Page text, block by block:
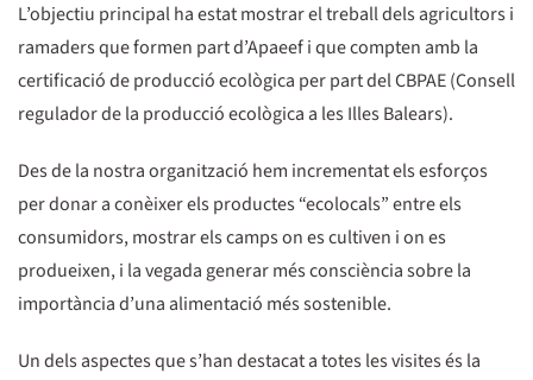
L’objectiu principal ha estat mostrar el treball dels agricultors i
ramaders que formen part d’Apaeef i que compten amb la
certificació de producció ecològica per part del CBPAE (Consell
regulador de la producció ecològica a les Illes Balears).
Des de la nostra organització hem incrementat els esforços
per donar a conèixer els productes “ecolocals” entre els
consumidors, mostrar els camps on es cultiven i on es
produeixen, i la vegada generar més consciència sobre la
importància d’una alimentació més sostenible.
Un dels aspectes que s’han destacat a totes les visites és la